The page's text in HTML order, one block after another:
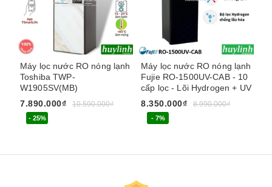
Máy lọc nước RO nóng lạnh
Toshiba TWP-
W1905SV(MB)
7.890.000₫
10.590.000₫
- 25%
Máy lọc nước RO nóng lạnh
Fujie RO-1500UV-CAB - 10
cấp lọc - Lõi Hydrogen + UV
8.350.000₫
8.990.000₫
- 7%